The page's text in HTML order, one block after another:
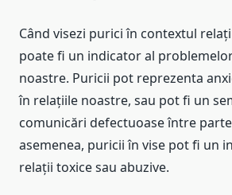
Când visezi purici în contextul
poate fi un indicator al
noastre. Puricii pot reprezenta
în relațiile noastre, sau pot fi un
comunicări defectuoase între
asemenea, puricii în vise pot fi un
relații toxice sau abuzive.